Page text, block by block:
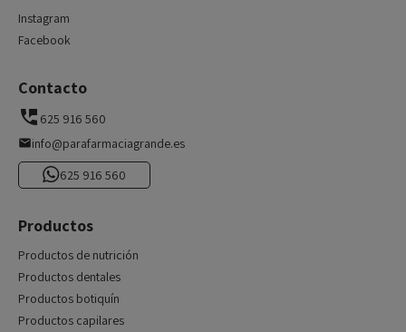
Instagram
Facebook
Contacto
625 916 560
info@parafarmaciagrande.es
625 916 560
Productos
Productos de nutrición
Productos dentales
Productos botiquín
Productos capilares